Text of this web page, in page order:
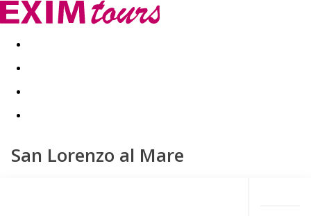
Akční nabídky Last minute
San Lorenzo al Mare